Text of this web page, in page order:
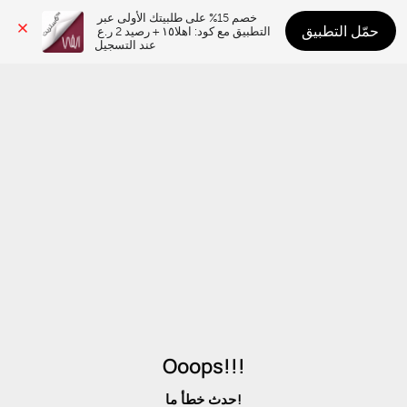
عند التسجيل
حمّل التطبيق
Ooops!!!
حدث خطأ ما!